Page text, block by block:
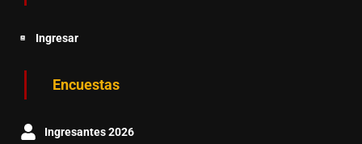
Ingresar
Encuestas
Ingresantes 2026